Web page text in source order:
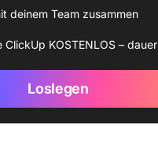
deinem Team zusammen
ClickUp KOSTENLOS –
Loslegen